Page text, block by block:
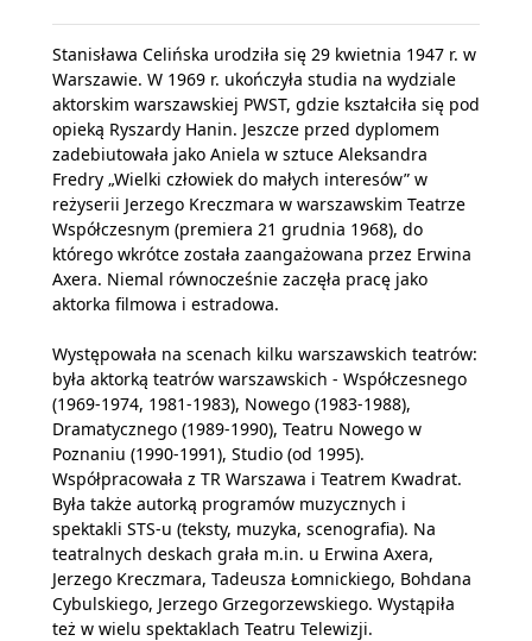
Stanisława Celińska urodziła się 29 kwietnia 1947 r. w
Warszawie. W 1969 r. ukończyła studia na wydziale
aktorskim warszawskiej PWST, gdzie kształciła się pod
opieką Ryszardy Hanin. Jeszcze przed dyplomem
zadebiutowała jako Aniela w sztuce Aleksandra
Fredry „Wielki człowiek do małych interesów” w
reżyserii Jerzego Kreczmara w warszawskim Teatrze
Współczesnym (premiera 21 grudnia 1968), do
którego wkrótce została zaangażowana przez Erwina
Axera. Niemal równocześnie zaczęła pracę jako
aktorka filmowa i estradowa.
Występowała na scenach kilku warszawskich teatrów:
była aktorką teatrów warszawskich - Współczesnego
(1969-1974, 1981-1983), Nowego (1983-1988),
Dramatycznego (1989-1990), Teatru Nowego w
Poznaniu (1990-1991), Studio (od 1995).
Współpracowała z TR Warszawa i Teatrem Kwadrat.
Była także autorką programów muzycznych i
spektakli STS-u (teksty, muzyka, scenografia). Na
teatralnych deskach grała m.in. u Erwina Axera,
Jerzego Kreczmara, Tadeusza Łomnickiego, Bohdana
Cybulskiego, Jerzego Grzegorzewskiego. Wystąpiła
też w wielu spektaklach Teatru Telewizji.